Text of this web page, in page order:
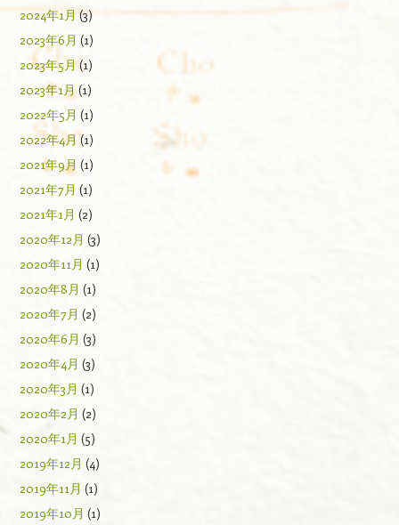
2024年1月 (3)
2023年6月 (1)
2023年5月 (1)
2023年1月(1)
2022年5月 (1)
2022年4月(1)
2021年9月 (1)
2021年7月 (1)
2021年1月 (2)
2020年12月 (3)
2020年11月 (1)
2020年8月 (1)
2020年7月 (2)
2020年6月 (3)
2020年4月 (3)
2020年3月 (1)
2020年2月 (2)
2020年1月 (5)
2019年12月 (4)
2019年11月 (1)
2019年10月 (1)